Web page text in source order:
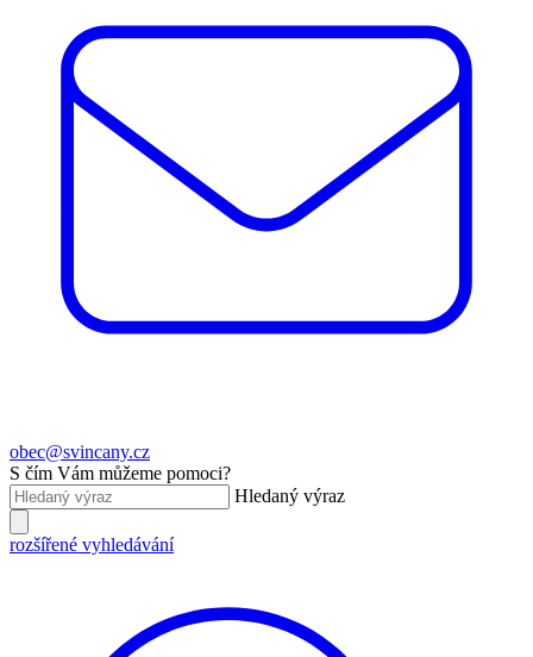
obec@svincany.cz
S čím Vám můžeme pomoci?
Hledaný výraz
rozšířené vyhledávání